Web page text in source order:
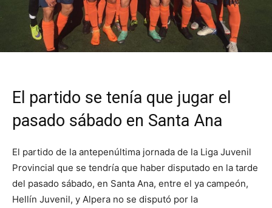
El partido se tenía que jugar el
pasado sábado en Santa Ana
El partido de la antepenúltima jornada de la Liga Juvenil
Provincial que se tendría que haber disputado en la tarde
del pasado sábado, en Santa Ana, entre el ya campeón,
Hellín Juvenil, y Alpera no se disputó por la